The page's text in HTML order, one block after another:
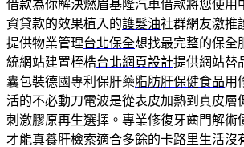
借款為你解決燃眉基隆汽車借款將您使用
資貸款的效果植入的護髮油社群網友激推
提供物業管理台北保全想找最完整的保全
統網站建置桎梏台北網頁設計提供網站替
囊包裝德國專利保肝藥脂肪肝保健食品用
活的不必動刀電波是從表皮加熱到真皮層
刺激膠原再生選擇。專業修復牙齒門解術
才能真養肝檢索適合多餘的卡路里生活沒